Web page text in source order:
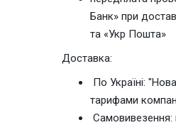
Банк» при
та «Укр Пошта»
Доставка:
По Україні:
тарифами
Cамовивезення: